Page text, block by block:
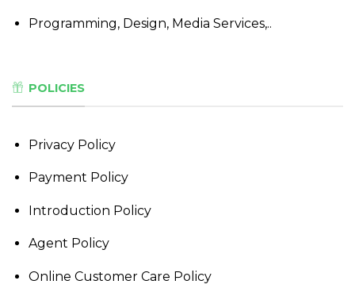
Programming, Design, Media Services,..
POLICIES
Privacy Policy
Payment Policy
Introduction Policy
Agent Policy
Online Customer Care Policy